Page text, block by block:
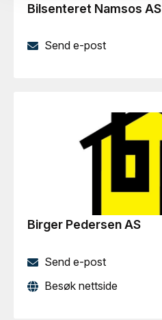
Bilsenteret Namsos AS
Send e-post
Birger Pedersen AS
Send e-post
Besøk nettside